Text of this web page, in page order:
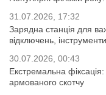
31.07.2026, 17:32
Зарядна станція для
відключень,
30.07.2026, 00:43
Екстремальна
армованого скотчу